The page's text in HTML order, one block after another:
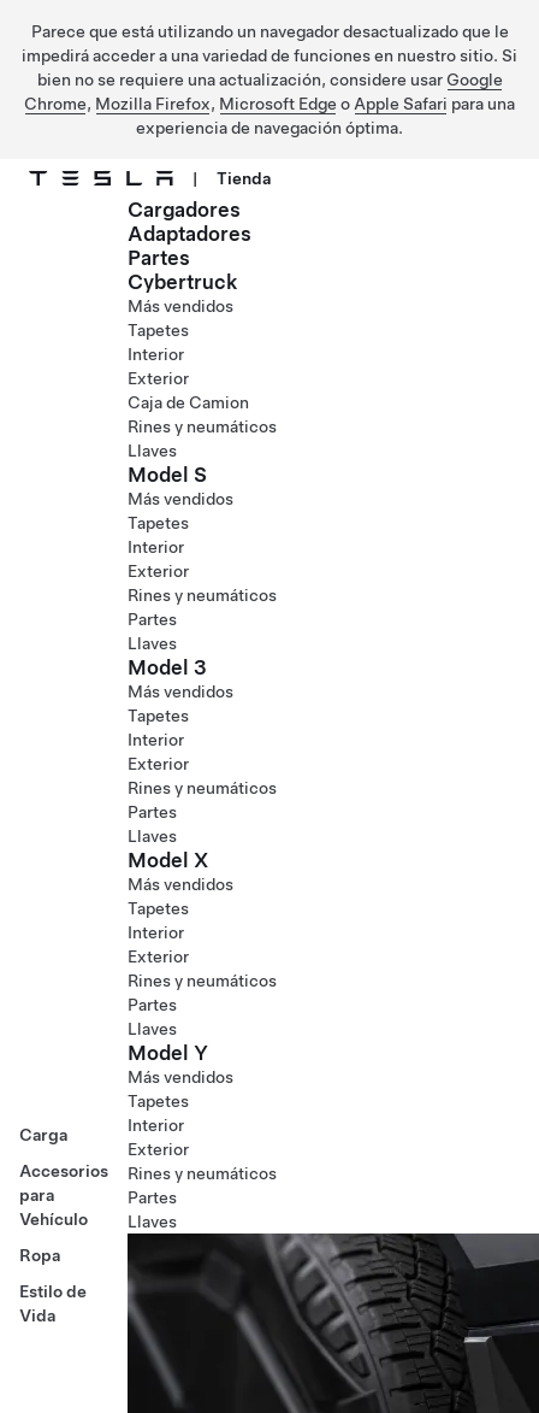
Parece que está utilizando un navegador desactualizado que le
impedirá acceder a una variedad de funciones en nuestro sitio. Si
bien no se requiere una actualización, considere usar Google
Chrome, Mozilla Firefox, Microsoft Edge o Apple Safari para una
experiencia de navegación óptima.
Saltar al contenido principal
| Tienda
Carga
Accesorios
para
Vehículo
Ropa
Estilo de
Vida
Cargadores
Adaptadores
Partes
Cybertruck
Más vendidos
Tapetes
Interior
Exterior
Caja de Camion
Rines y neumáticos
Llaves
Model S
Más vendidos
Tapetes
Interior
Exterior
Rines y neumáticos
Partes
Llaves
Model 3
Más vendidos
Tapetes
Interior
Exterior
Rines y neumáticos
Partes
Llaves
Model X
Más vendidos
Tapetes
Interior
Exterior
Rines y neumáticos
Partes
Llaves
Model Y
Más vendidos
Tapetes
Interior
Exterior
Rines y neumáticos
Partes
Llaves